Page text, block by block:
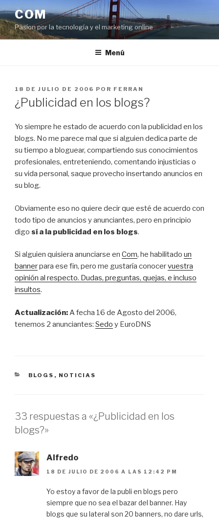
al
contenido
COM
Pasíon por la tecnología y el marketing online
Menú
PUBLICADO
EL
18 DE JULIO DE 2006 POR FERRAN
¿Publicidad en los blogs?
Yo siempre he estado de acuerdo con la publicidad en los
blogs. No me parece mal que si alguien dedica parte de
su tiempo a bloguear, compartiendo sus conocimientos
profesionales, entreteniendo, comentando injusticias o
su vida personal, saque provecho insertando anuncios en
su blog.
Obviamente eso no quiere decir que esté de acuerdo con
todo tipo de anuncios y anunciantes, pero en principio
digo sí a la publicidad en los blogs.
Si alguien quisiera anunciarse en Com, he habilitado un
bannerpara ese fin, pero me gustaría conocervuestra
opinión al respecto. Dudas, preguntas, quejas, e incluso
insultos.
Actualización:A fecha 16 de Agosto del 2006,
tenemos 2 anunciantes: Sedo y EuroDNS
CATEGORÍAS
BLOGS , NOTICIAS
33 respuestas a «¿Publicidad en los
blogs?»
Alfredo
18 DE JULIO DE 2006 A LAS 12:42 PM
Yo estoy a favor de la publi en blogs pero
siempre que no sea el bazar del banner. Hay
blogs que su lateral son 20 banners, no dare urls,